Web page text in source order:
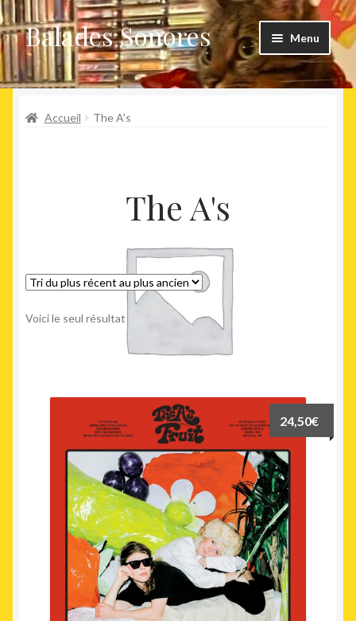
Aller
à
la
navigation
Aller
au
contenu
Balades Sonores Menu
Boutique
Nouveaux arrivages
Accueil The A's
The A's
Voici le seul résultat
24,50€